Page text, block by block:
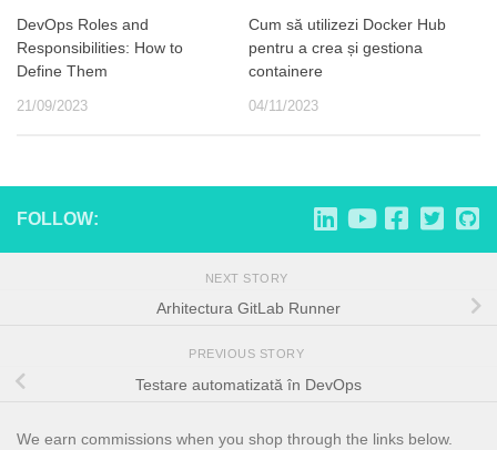
DevOps Roles and
Responsibilities: How to
Define Them
21/09/2023
Cum să utilizezi Docker Hub
pentru a crea și gestiona
containere
04/11/2023
FOLLOW:
NEXT STORY
Arhitectura GitLab Runner
PREVIOUS STORY
Testare automatizată în DevOps
We earn commissions when you shop through the links below.